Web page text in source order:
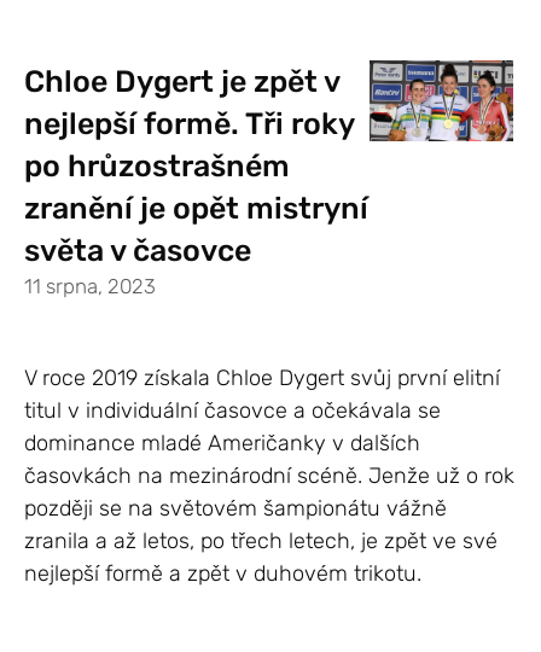
Chloe Dygert je zpět v
nejlepší formě. Tři roky
po hrůzostrašném
zranění je opět mistryní
světa v časovce
11 srpna, 2023
V roce 2019 získala Chloe Dygert svůj první elitní
titul v individuální časovce a očekávala se
dominance mladé Američanky v dalších
časovkách na mezinárodní scéně. Jenže už o rok
později se na světovém šampionátu vážně
zranila a až letos, po třech letech, je zpět ve své
nejlepší formě a zpět v duhovém trikotu.